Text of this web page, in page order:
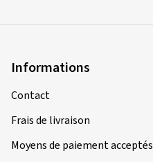
Informations
Contact
Frais de livraison
Moyens de paiement acceptés